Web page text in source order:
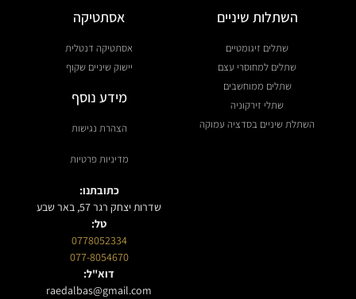
השתלות שיניים
שתלים זיגומטיים
שתלים למחוסרי עצם
שתלים ממוחשבים
שתלי זירקוניה
השתלת שיניים בסדציה עמוקה
אסתטיקה
אסתטיקה דנטלית
יישוק שיניים שקוף
מידע נוסף
הצהרת נגישות
מדיניות פרטיות
כתובתנו:
שדרות יצחק רגר 57, באר שבע
טל:
0778052334
077-8054670
דוא"ל:
raedalbas@gmail.com